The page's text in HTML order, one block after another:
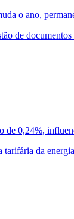
o ano,
de
0,24%,
tarifária da